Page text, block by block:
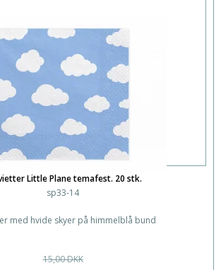
Little Plane temafest. 20 stk.
sp33-14
med hvide skyer på himmelblå bund
15,00 DKK